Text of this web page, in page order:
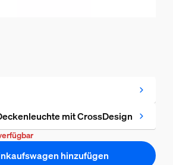
mit CrossDesign
hinzufügen